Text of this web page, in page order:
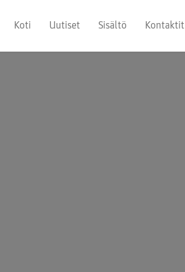
Koti Uutiset Sisältö Kontaktit